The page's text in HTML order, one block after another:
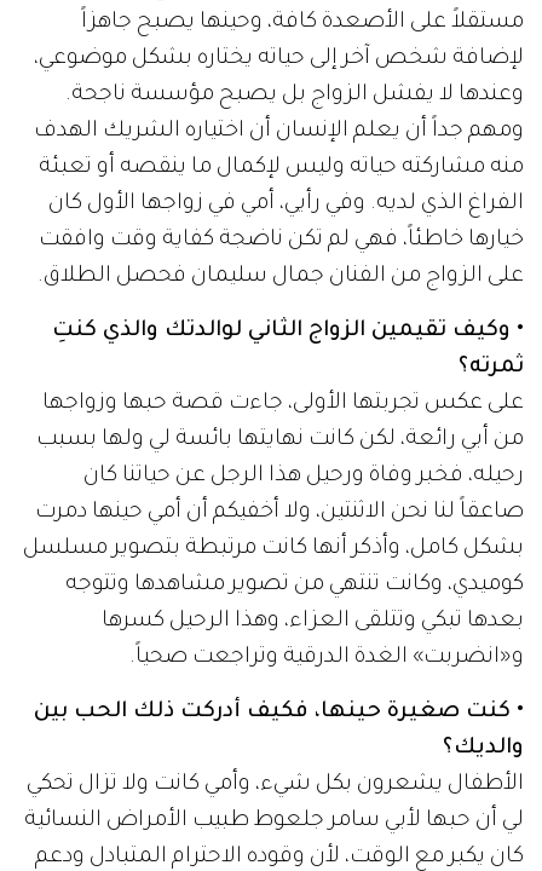
مستقلاً على الأصعدة كافة، وحينها يصبح جاهزاً
لإضافة شخص آخر إلى حياته يختاره بشكل موضوعي،
وعندها لا يفشل الزواج بل يصبح مؤسسة ناجحة.
ومهم جداً أن يعلم الإنسان أن اختياره الشريك الهدف
منه مشاركته حياته وليس لإكمال ما ينقصه أو تعبئة
الفراغ الذي لديه. وفي رأيي، أمي في زواجها الأول كان
خيارها خاطئاً، فهي لم تكن ناضجة كفاية وقت وافقت
على الزواج من الفنان جمال سليمان فحصل الطلاق.
• وكيف تقيمين الزواج الثاني لوالدتك والذي كنتِ
ثمرته؟
على عكس تجربتها الأولى، جاءت قصة حبها وزواجها
من أبي رائعة، لكن كانت نهايتها بائسة لي ولها بسبب
رحيله، فخبر وفاة ورحيل هذا الرجل عن حياتنا كان
صاعقاً لنا نحن الاثنتين، ولا أخفيكم أن أمي حينها دمرت
بشكل كامل، وأذكر أنها كانت مرتبطة بتصوير مسلسل
كوميدي، وكانت تنتهي من تصوير مشاهدها وتتوجه
بعدها تبكي وتتلقى العزاء، وهذا الرحيل كسرها
و«انضربت» الغدة الدرقية وتراجعت صحياً.
• كنت صغيرة حينها، فكيف أدركت ذلك الحب بين
والديك؟
الأطفال يشعرون بكل شيء، وأمي كانت ولا تزال تحكي
لي أن حبها لأبي سامر جلعوط طبيب الأمراض النسائية
كان يكبر مع الوقت، لأن وقوده الاحترام المتبادل ودعم